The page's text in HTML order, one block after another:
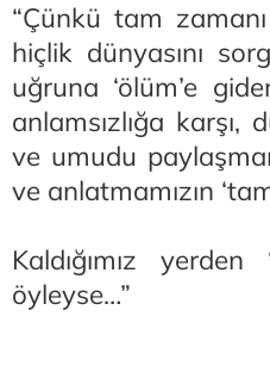
“Çünkü tam
hiçlik dünyasını
uğruna ‘ölüm’e
anlamsızlığa karşı,
ve umudu
ve anlatmamızın
Kaldığımız
öyleyse…”